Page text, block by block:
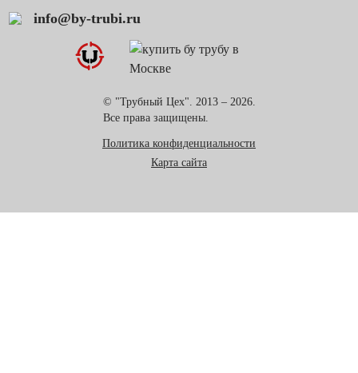
© "Трубный Цех". 2013 – 2026.
Все права защищены.
Политика конфиденциальности
Карта сайта
info@by-trubi.ru